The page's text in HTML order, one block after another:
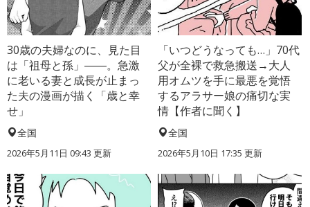
30歳の夫婦なのに、見た目
は「祖母と孫」――。急激
に老いる妻と成長が止まっ
た夫の漫画が描く「歳と幸
せ」
全国
2026年5月11日 09:43 更新
「いつどうなっても…」70代
父が全裸で救急搬送→大人
用オムツを手に最悪を覚悟
するアラサー娘の痛切な実
情【作者に聞く】
全国
2026年5月10日 17:35 更新